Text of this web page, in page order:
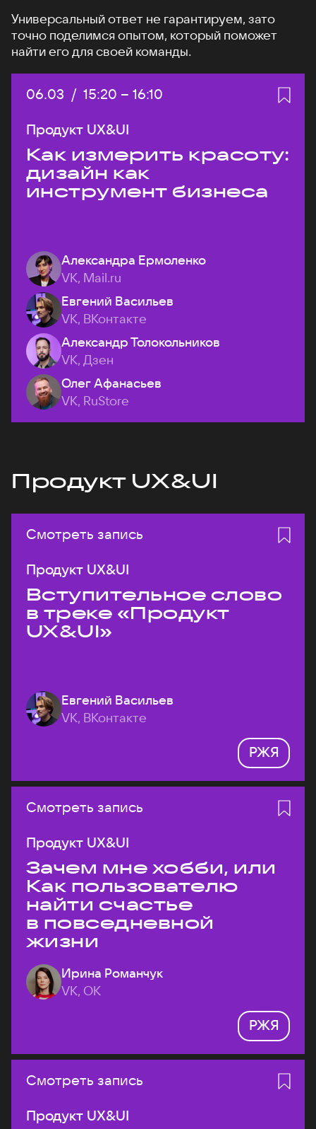
Универсальный ответ не гарантируем, зато
точно поделимся опытом, который поможет
найти его для своей команды.
Дата:
06.03 / Начало:
15:20 – Конец:
16:10
Продукт UX&UI
Как измерить красоту:
дизайн как
инструмент бизнеса
Александра Ермоленко
VK, Mail.ru
Евгений Васильев
VK, ВКонтакте
Александр Толокольников
VK, Дзен
Олег Афанасьев
VK, RuStore
Продукт UX&UI
Смотреть запись
Продукт UX&UI
Вступительное слово
в треке «Продукт
UX&UI»
Евгений Васильев
VK, ВКонтакте
РЖЯ
Смотреть запись
Продукт UX&UI
Зачем мне хобби, или
Как пользователю
найти счастье
в повседневной
жизни
Ирина Романчук
VK, ОК
РЖЯ
Смотреть запись
Продукт UX&UI